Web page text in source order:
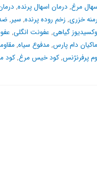
مرغ, درمان اسهال پرنده,
خزری, زخم روده پرنده, سیر,
گیاهی, عفونت انگلی,
ماکیان دام پارس,مدفوع سیاه,
پرفرنژنس,کود خیس مرغ,کود